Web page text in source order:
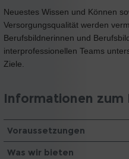
Neuestes Wissen und Können
Versorgungsqualität werden
Berufsbildnerinnen und
interprofessionellen Teams
Ziele.
Informationen zum
Voraussetzungen
Was wir bieten